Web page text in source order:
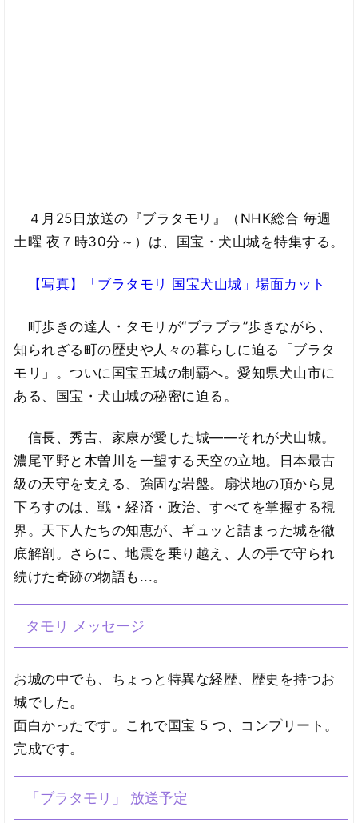
４月25日放送の『ブラタモリ』（NHK総合 毎週
土曜 夜７時30分～）は、国宝・犬山城を特集する。
【写真】「ブラタモリ 国宝犬山城」場面カット
町歩きの達人・タモリが“ブラブラ”歩きながら、
知られざる町の歴史や人々の暮らしに迫る「ブラタ
モリ」。ついに国宝五城の制覇へ。愛知県犬山市に
ある、国宝・犬山城の秘密に迫る。
信長、秀吉、家康が愛した城――それが犬山城。
濃尾平野と木曽川を一望する天空の立地。日本最古
級の天守を支える、強固な岩盤。扇状地の頂から見
下ろすのは、戦・経済・政治、すべてを掌握する視
界。天下人たちの知恵が、ギュッと詰まった城を徹
底解剖。さらに、地震を乗り越え、人の手で守られ
続けた奇跡の物語も...。
タモリ メッセージ
お城の中でも、ちょっと特異な経歴、歴史を持つお
城でした。
面白かったです。これで国宝 5 つ、コンプリート。
完成です。
「ブラタモリ」 放送予定